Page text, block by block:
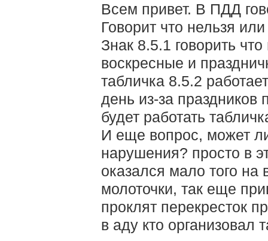
Всем привет. В ПДД
Говорит что нельзя
Знак 8.5.1 говорить
воскресные и
табличка 8.5.2
день из-за праздников
будет работать
И еще вопрос, может
нарушения? просто в
оказался мало того на
молоточки, так еще
проклят перекресток
в аду кто организовал